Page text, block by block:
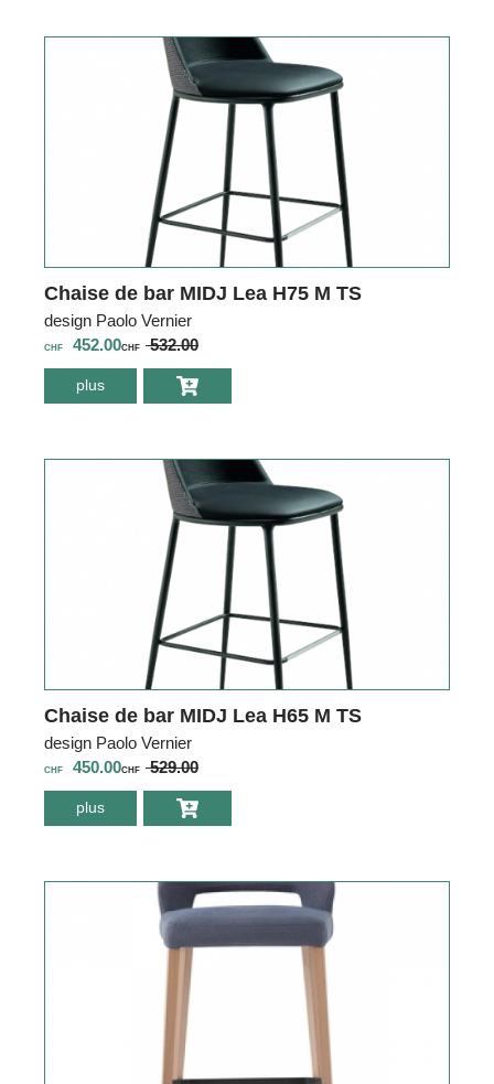
Chaise de bar MIDJ Lea H75 M TS
design Paolo Vernier
CHF 452.00CHF 532.00
plus environ Chaise de
bar MIDJ Lea
Chaise de bar MIDJ Lea H65 M TS
design Paolo Vernier
CHF 450.00CHF 529.00
plus environ Chaise de
bar MIDJ Lea